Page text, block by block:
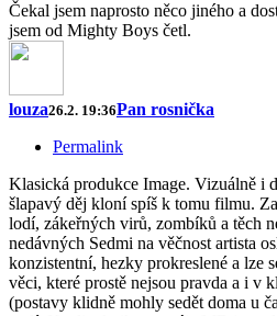
Čekal jsem naprosto něco jiného a
jsem od Mighty Boys četl.
louza26.2. 19:36Pan rosnička
Permalink
Klasická produkce Image. Vizuálně i
šlapavý děj kloní spíš k tomu filmu.
lodí, zákeřných virů, zombíků a těch
nedávných Sedmi na věčnost artista
konzistentní, hezky prokreslené a lze
věci, které prostě nejsou pravda a i v
(postavy klidně mohly sedět doma u